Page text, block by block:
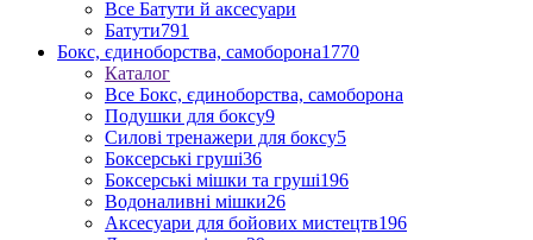
Все Батути й аксесуари
Батути791
Бокс, єдиноборства, самоборона1770
Каталог
Все Бокс, єдиноборства, самоборона
Подушки для боксу9
Силові тренажери для боксу5
Боксерські груші36
Боксерські мішки та груші196
Водоналивні мішки26
Аксесуари для бойових мистецтв196